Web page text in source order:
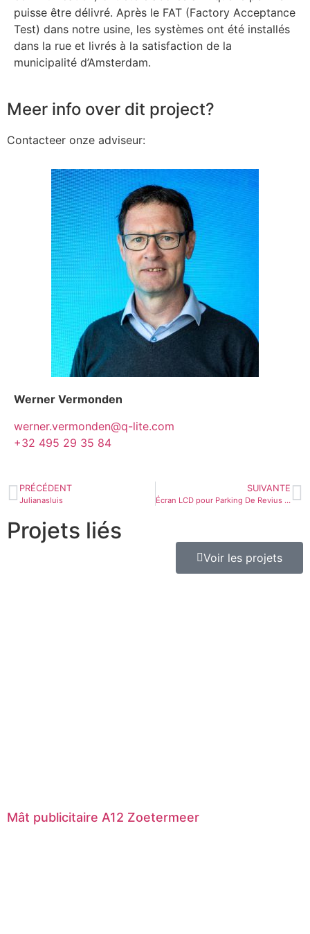
puisse être délivré. Après le FAT (Factory Acceptance
Test) dans notre usine, les systèmes ont été installés
dans la rue et livrés à la satisfaction de la
municipalité d’Amsterdam.
Meer info over dit project?
Contacteer onze adviseur:
Werner Vermonden
werner.vermonden@q-lite.com
+32 495 29 35 84
PRÉCÉDENT
Julianasluis
SUIVANTE
Écran LCD pour Parking De Revius à Leeuwarden
Projets liés
Voir les projets
Mât publicitaire A12 Zoetermeer